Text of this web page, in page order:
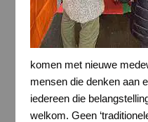
komen met nieuwe
mensen die denken aan
iedereen die
welkom. Geen